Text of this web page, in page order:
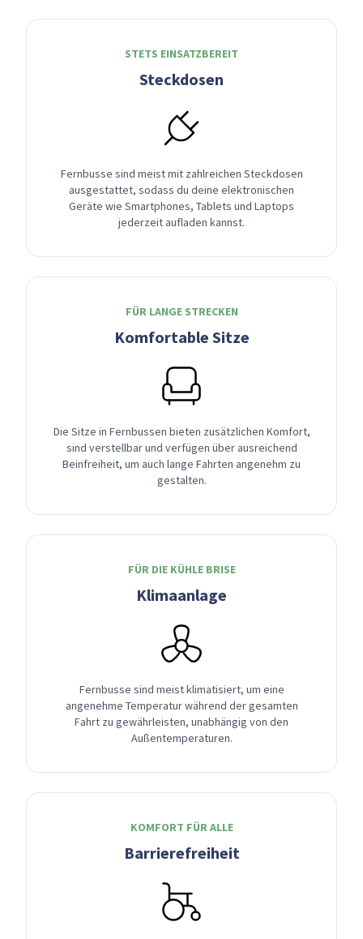
STETS EINSATZBEREIT
Steckdosen
Fernbusse sind meist mit zahlreichen Steckdosen
ausgestattet, sodass du deine elektronischen
Geräte wie Smartphones, Tablets und Laptops
jederzeit aufladen kannst.
FÜR LANGE STRECKEN
Komfortable Sitze
Die Sitze in Fernbussen bieten zusätzlichen Komfort,
sind verstellbar und verfügen über ausreichend
Beinfreiheit, um auch lange Fahrten angenehm zu
gestalten.
FÜR DIE KÜHLE BRISE
Klimaanlage
Fernbusse sind meist klimatisiert, um eine
angenehme Temperatur während der gesamten
Fahrt zu gewährleisten, unabhängig von den
Außentemperaturen.
KOMFORT FÜR ALLE
Barrierefreiheit